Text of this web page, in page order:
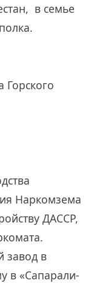
в семье
Горского
Наркомзема
ДАССР,
завод в
в «Сапарали-